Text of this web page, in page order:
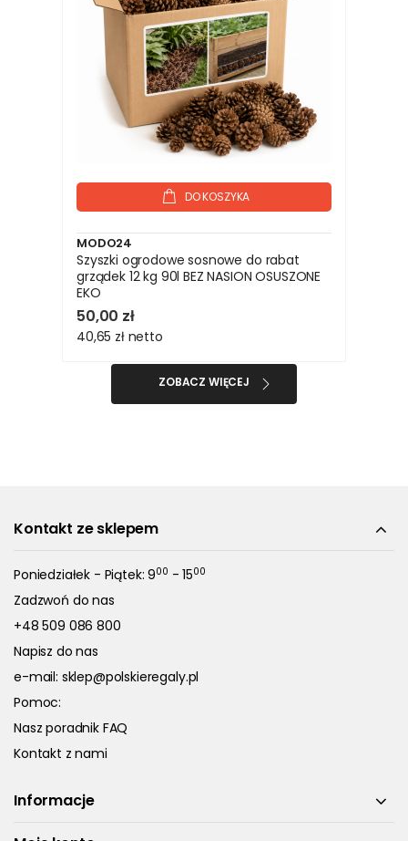
DO KOSZYKA
MODO24
Szyszki ogrodowe sosnowe do rabat
grządek 12 kg 90l BEZ NASION OSUSZONE
EKO
50,00 zł
40,65 zł netto
ZOBACZ WIĘCEJ
Kontakt ze sklepem
Poniedziałek - Piątek: 900 - 1500
Zadzwoń do nas
+48 509 086 800
Napisz do nas
e-mail: sklep@polskieregaly.pl
Pomoc:
Nasz poradnik FAQ
Kontakt z nami
Informacje